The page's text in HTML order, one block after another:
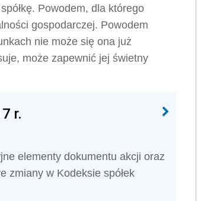
Powodem, dla którego
gospodarczej. Powodem
nie może się ona już
może zapewnić jej świetny
r.
elementy dokumentu akcji oraz
zmiany w Kodeksie spółek